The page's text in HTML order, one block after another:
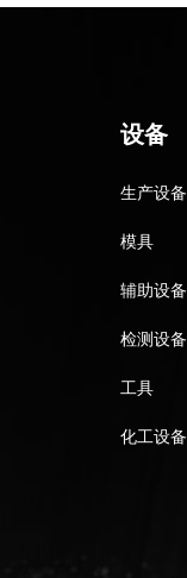
设备
生产设备
模具
辅助设备
检测设备
工具
化工设备